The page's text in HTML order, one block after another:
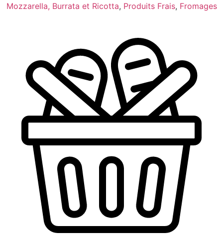
Mozzarella, Burrata et Ricotta, Produits Frais, Fromages